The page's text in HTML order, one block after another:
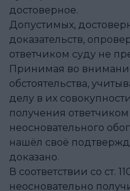
достоверное.
Допустимых,
доказательств,
ответчиком суду не
Принимая во
обстоятельства,
делу в их
получения ответчиком
неосновательного
нашёл своё
доказано.
В соответствии со ст.
неосновательно